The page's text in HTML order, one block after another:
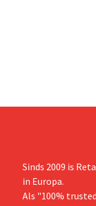
Sinds 2009 is
in Europa.
Als "100%